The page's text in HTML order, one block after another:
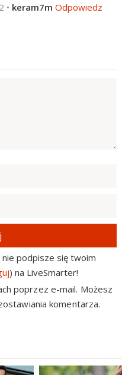
• keram7m Odpowiedz
nie podpisze się twoim
) na LiveSmarter!
poprzez e-mail. Możesz
komentarza.